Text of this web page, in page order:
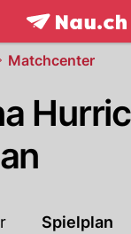
frontpage.
Matchcenter
Spielplan